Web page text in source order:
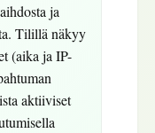
ja
Tilillä näkyy
(aika ja IP-
aktiiviset